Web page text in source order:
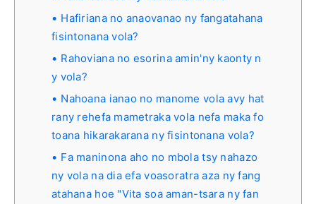
Hafiriana no anaovanao ny fangatahana
fisintonana vola?
Rahoviana no esorina amin'ny kaonty n
y vola?
Nahoana ianao no manome vola avy hat
rany rehefa mametraka vola nefa maka fo
toana hikarakarana ny fisintonana vola?
Fa maninona aho no mbola tsy nahazo
ny vola na dia efa voasoratra aza ny fang
atahana hoe "Vita soa aman-tsara ny fan